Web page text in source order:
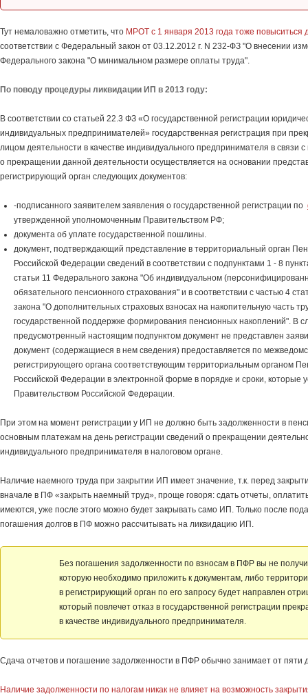
Тут немаловажно отметить, что МРОТ с 1 января 2013 года тоже повыситься
соответствии с Федеральный закон от 03.12.2012 г. N 232-ФЗ "О внесении
Федерального закона "О минимальном размере оплаты труда".
По поводу процедуры ликвидации ИП в 2013 году:
В соответствии со статьей 22.3 ФЗ «О государственной регистрации
индивидуальных предпринимателей» государственная регистрация при
лицом деятельности в качестве индивидуального предпринимателя в связи
о прекращении данной деятельности осуществляется на основании
регистрирующий орган следующих документов:
-подписанного заявителем заявления о государственной регистрации по
утвержденной уполномоченным Правительством РФ;
документа об уплате государственной пошлины.
документ, подтверждающий представление в территориальный орган
Российской Федерации сведений в соответствии с подпунктами 1 - 8
статьи 11 Федерального закона "Об индивидуальном
обязательного пенсионного страхования" и в соответствии с частью 4
закона "О дополнительных страховых взносах на накопительную часть
государственной поддержке формирования пенсионных накоплений". В
предусмотренный настоящим подпунктом документ не представлен
документ (содержащиеся в нем сведения) предоставляется по
регистрирующего органа соответствующим территориальным органом
Российской Федерации в электронной форме в порядке и сроки, которые
Правительством Российской Федерации.
При этом на момент регистрации у ИП не должно быть задолженности в
основным платежам на день регистрации сведений о прекращении
индивидуального предпринимателя в налоговом органе.
Наличие наемного труда при закрытии ИП имеет значение, т.к. перед
вначале в ПФ «закрыть наемный труд», проще говоря: сдать отчеты,
имеются, уже после этого можно будет закрывать само ИП. Только после
погашения долгов в ПФ можно рассчитывать на ликвидацию ИП.
Без погашения задолженности по взносам в ПФР вы не
которую необходимо приложить к документам, либо
в регистрирующий орган по его запросу будет направлен
который повлечет отказ в государственной регистрации
в качестве индивидуального предпринимателя.
Сдача отчетов и погашение задолженности в ПФР обычно занимает от пяти
Наличие задолженности по налогам никак не влияет на возможность